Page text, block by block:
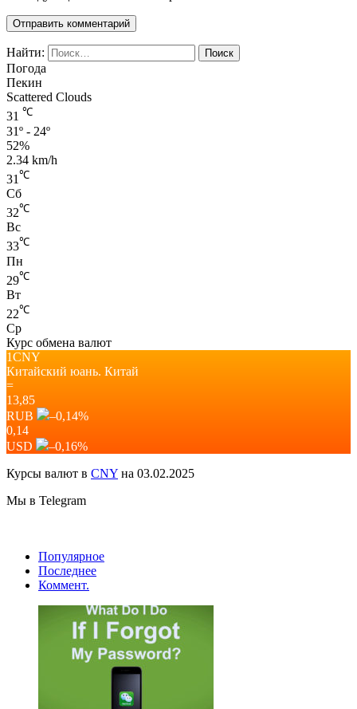
Найти:
Погода
Пекин
Scattered Clouds
31 ℃
31º - 24º
52%
2.34 km/h
31 ℃
Сб
32℃
Вс
33℃
Пн
29℃
Вт
22℃
Ср
Курс обмена валют
1CNY
Китайский юань. Китай
=
13,85
RUB
–0,14%
0,14
USD
–0,16%
Курсы валют в CNY на 03.02.2025
Мы в Telegram
Популярное
Последнее
Коммент.